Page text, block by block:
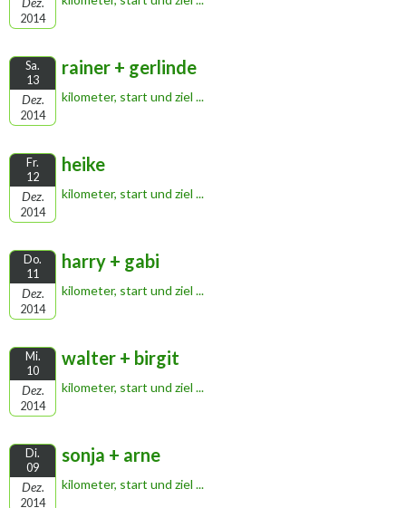
2014
Sa.
13
Dez.
2014
rainer + gerlinde
kilometer, start und ziel ...
Fr.
12
Dez.
2014
heike
kilometer, start und ziel ...
Do.
11
Dez.
2014
harry + gabi
kilometer, start und ziel ...
Mi.
10
Dez.
2014
walter + birgit
kilometer, start und ziel ...
Di.
09
Dez.
2014
sonja + arne
kilometer, start und ziel ...